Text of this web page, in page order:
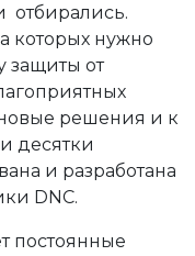
отбирались.
которых нужно
защиты от
решения и к
десятки
и разработана
DNC.
постоянные